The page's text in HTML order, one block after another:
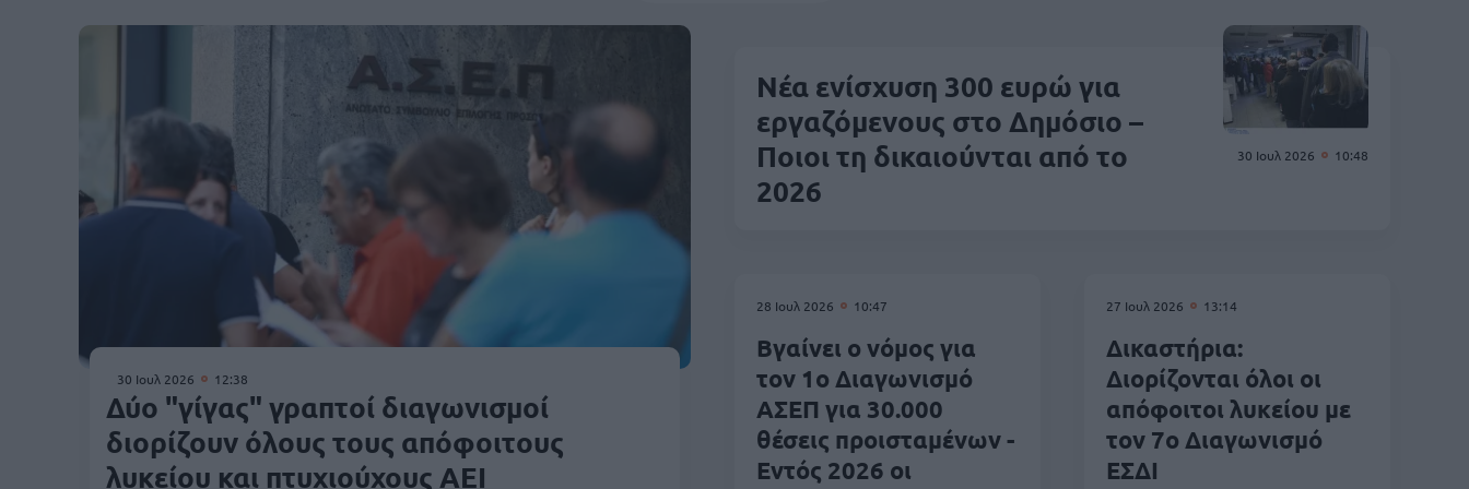
30 Ιουλ 2026 12:38
Δύο "γίγας" γραπτοί διαγωνισμοί
διορίζουν όλους τους απόφοιτους
λυκείου και πτυχιούχους ΑΕΙ
30 Ιουλ 2026 10:48
Νέα ενίσχυση 300 ευρώ για
εργαζόμενους στο Δημόσιο –
Ποιοι τη δικαιούνται από το
2026
28 Ιουλ 2026 10:47
Βγαίνει ο νόμος για
τον 1ο Διαγωνισμό
ΑΣΕΠ για 30.000
θέσεις προισταμένων -
Εντός 2026 οι
27 Ιουλ 2026 13:14
Δικαστήρια:
Διορίζονται όλοι οι
απόφοιτοι λυκείου με
τον 7ο Διαγωνισμό
ΕΣΔΙ